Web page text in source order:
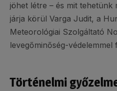
jöhet létre – és mit tehetünk
járja körül Varga Judit, a
Meteorológiai Szolgáltató
levegőminőség-
Történelmi